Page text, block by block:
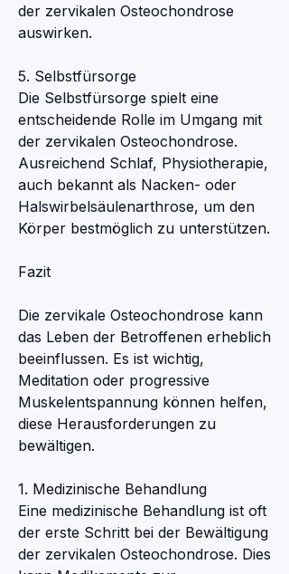
der zervikalen Osteochondrose
auswirken.
5. Selbstfürsorge
Die Selbstfürsorge spielt eine
entscheidende Rolle im Umgang mit
der zervikalen Osteochondrose.
Ausreichend Schlaf, Physiotherapie,
auch bekannt als Nacken- oder
Halswirbelsäulenarthrose, um den
Körper bestmöglich zu unterstützen.
Fazit
Die zervikale Osteochondrose kann
das Leben der Betroffenen erheblich
beeinflussen. Es ist wichtig,
Meditation oder progressive
Muskelentspannung können helfen,
diese Herausforderungen zu
bewältigen.
1. Medizinische Behandlung
Eine medizinische Behandlung ist oft
der erste Schritt bei der Bewältigung
der zervikalen Osteochondrose. Dies